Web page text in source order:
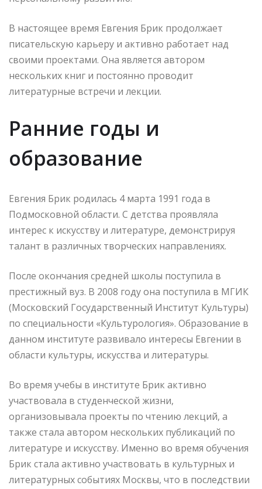
В настоящее время Евгения Брик продолжает
писательскую карьеру и активно работает над
своими проектами. Она является автором
нескольких книг и постоянно проводит
литературные встречи и лекции.
Ранние годы и
образование
Евгения Брик родилась 4 марта 1991 года в
Подмосковной области. С детства проявляла
интерес к искусству и литературе, демонстрируя
талант в различных творческих направлениях.
После окончания средней школы поступила в
престижный вуз. В 2008 году она поступила в МГИК
(Московский Государственный Институт Культуры)
по специальности «Культурология». Образование в
данном институте развивало интересы Евгении в
области культуры, искусства и литературы.
Во время учебы в институте Брик активно
участвовала в студенческой жизни,
организовывала проекты по чтению лекций, а
также стала автором нескольких публикаций по
литературе и искусству. Именно во время обучения
Брик стала активно участвовать в культурных и
литературных событиях Москвы, что в последствии